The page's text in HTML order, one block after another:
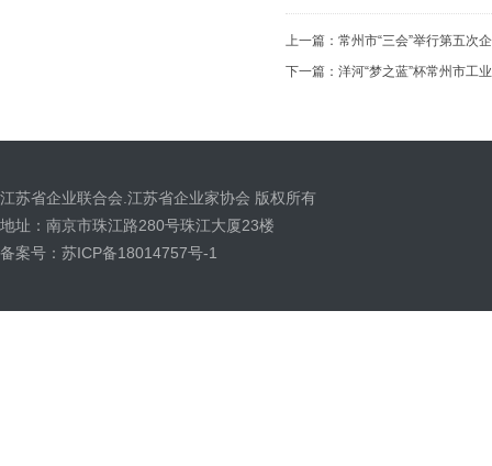
上一篇： 常州市“三会”举行第五次
下一篇： 洋河“梦之蓝”杯常州市工
江苏省企业联合会.江苏省企业家协会 版权所有
地址：南京市珠江路280号珠江大厦23楼
备案号：苏ICP备18014757号-1